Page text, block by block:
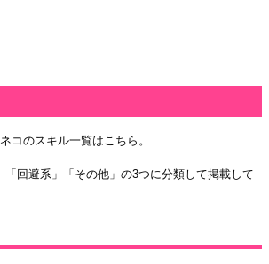
コのスキル一覧はこちら。
「回避系」「その他」の3つに分類して掲載して